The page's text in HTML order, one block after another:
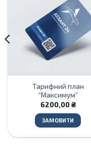
Тарифний план
“Максимум”
6200,00 ₴
ЗАМОВИТИ